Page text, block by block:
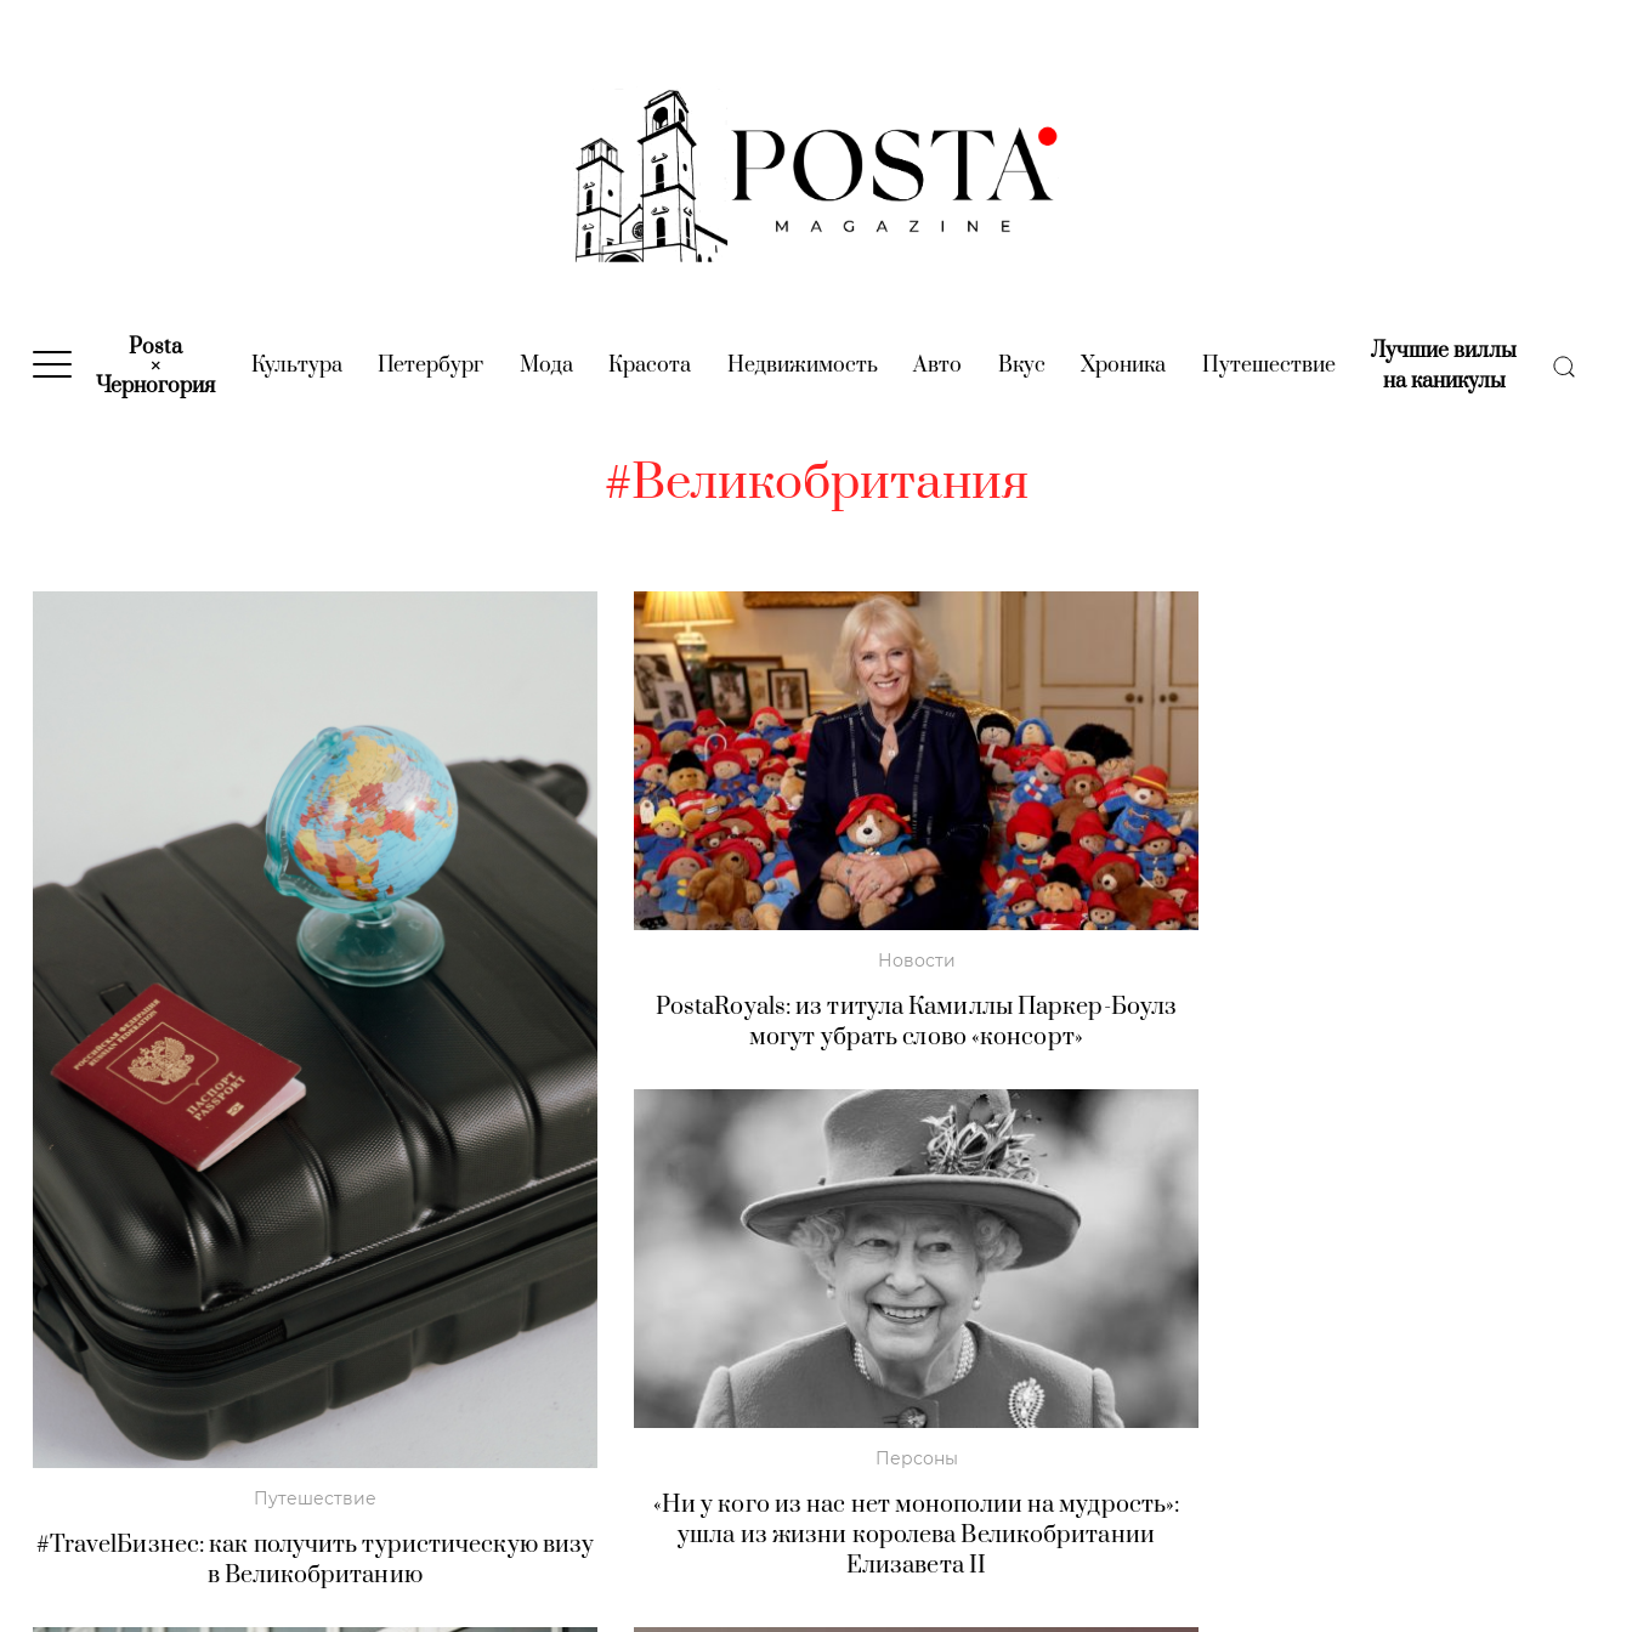
Posta
×
Черногория(current)
Культура(current)
Петербург (current)
Мода(current)
Красота (current)
Недвижимость(current)
Авто (current)
Вкус (current)
Хроника (current)
Путешествие(current)
Лучшие виллы
на каникулы(current)
#Великобритания
Путешествие
#TravelБизнес: как получить туристическую визу
в Великобританию
Новости
PostaRoyals: из титула Камиллы Паркер-Боулз
могут убрать слово «консорт»
Персоны
«Ни у кого из нас нет монополии на мудрость»:
ушла из жизни королева Великобритании
Елизавета II